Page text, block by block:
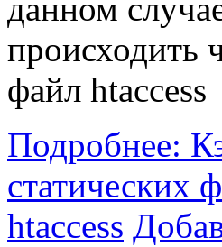
данном
происходить
файл htaccess
Подробнее:
статических
htaccess